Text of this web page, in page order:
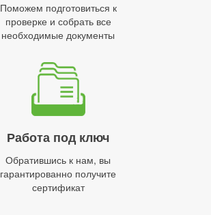
Поможем подготовиться к
проверке и собрать все
необходимые документы
Работа под ключ
Обратившись к нам, вы
гарантированно получите
сертификат